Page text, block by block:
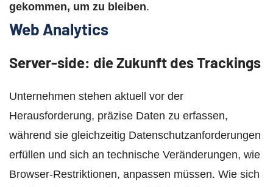
gekommen, um zu bleiben.
Web Analytics
Server-side: die Zukunft des Trackings
Unternehmen stehen aktuell vor der
Herausforderung, präzise Daten zu erfassen,
während sie gleichzeitig Datenschutzanforderungen
erfüllen und sich an technische Veränderungen, wie
Browser-Restriktionen, anpassen müssen. Wie sich